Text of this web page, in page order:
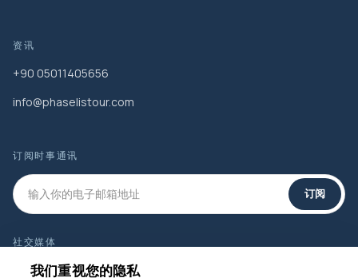
资讯
+90 05011405656
info@phaselistour.com
订阅时事通讯
订阅
社交媒体
我们重视您的隐私